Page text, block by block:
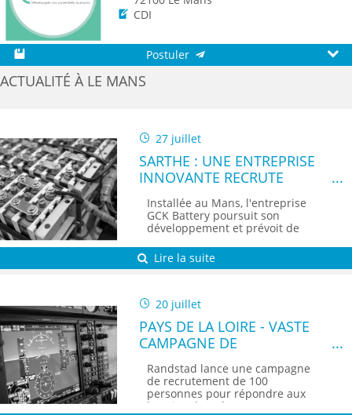
CDI
Postuler
ACTUALITÉ À LE MANS
27 juillet
SARTHE : UNE ENTREPRISE
INNOVANTE RECRUTE
Installée au Mans, l'entreprise
GCK Battery poursuit son
développement et prévoit de
Lire la suite
20 juillet
PAYS DE LA LOIRE - VASTE
CAMPAGNE DE
RECRUTEMENT POUR
DAHER VIA RANDSTAD
Randstad lance une campagne
de recrutement de 100
personnes pour répondre aux
besoins de Daher...